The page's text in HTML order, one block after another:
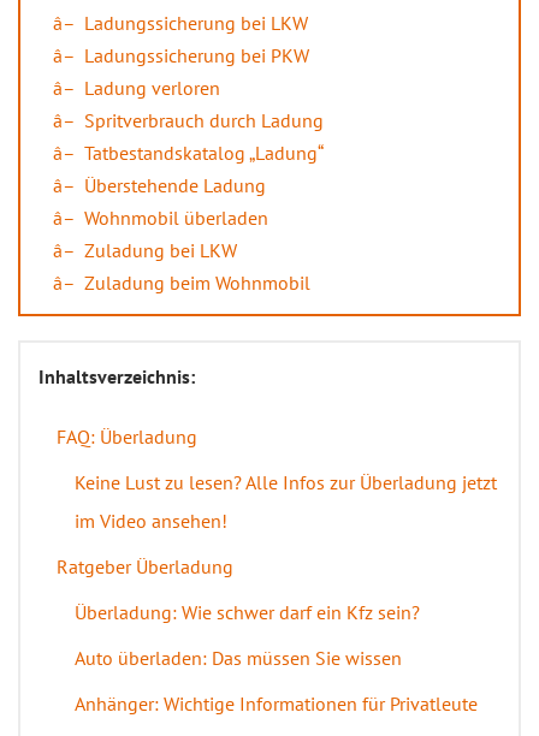
Ladungssicherung bei LKW
Ladungssicherung bei PKW
Ladung verloren
Spritverbrauch durch Ladung
Tatbestandskatalog „Ladung“
Überstehende Ladung
Wohnmobil überladen
Zuladung bei LKW
Zuladung beim Wohnmobil
Inhaltsverzeichnis:
FAQ: Überladung
Keine Lust zu lesen? Alle Infos zur Überladung jetzt
im Video ansehen!
Ratgeber Überladung
Überladung: Wie schwer darf ein Kfz sein?
Auto überladen: Das müssen Sie wissen
Anhänger: Wichtige Informationen für Privatleute